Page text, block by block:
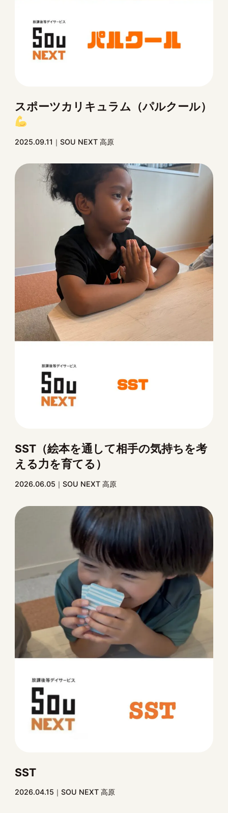
スポーツカリキュラム（パルクール）
2025.09.11 SOU NEXT 高原
SST（絵本を通して相手の気持ちを考
える力を育てる）
2026.06.05 SOU NEXT 高原
SST
2026.04.15 SOU NEXT 高原